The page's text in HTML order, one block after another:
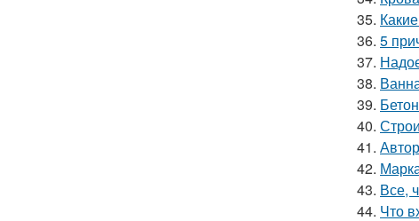
35.
36. 5
37.
38.
39.
40.
41.
42.
43. Все,
44. Что